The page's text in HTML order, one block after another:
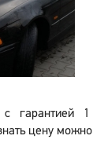
с гарантией
цену